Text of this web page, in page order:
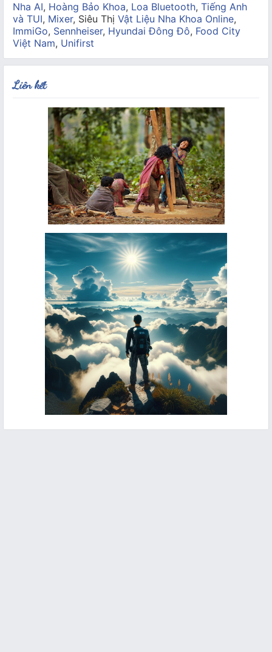
Nha AI, Hoàng Bảo Khoa, Loa Bluetooth, Tiếng Anh
và TUI, Mixer, Siêu Thị Vật Liệu Nha Khoa Online,
ImmiGo, Sennheiser, Hyundai Đông Đô, Food City
Việt Nam, Unifirst
Liên kết